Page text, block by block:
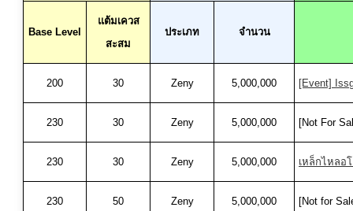
Base Level
แต้มเควส
สะสม
ประเภท จำนวน
200 30 Zeny 5,000,000 [Event]
230 30 Zeny 5,000,000 [Not For
230 30 Zeny 5,000,000 เหล็กไหลอ
230 50 Zeny 5,000,000 [Not for